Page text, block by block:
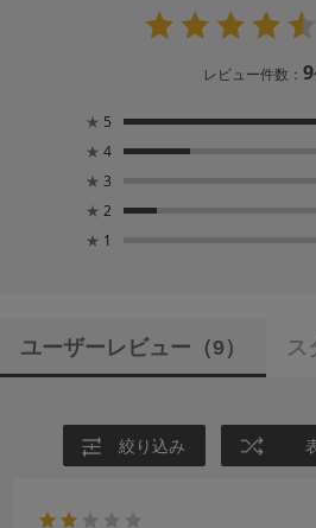
レビュー件数：9
★ 5
★ 4
★ 3
★ 2
★ 1
ユーザーレビュー （9） ス
絞り込み